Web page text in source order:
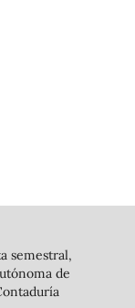
semestral,
de